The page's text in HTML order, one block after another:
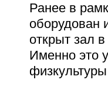
Ранее в
оборудован
открыт зал
Именно это